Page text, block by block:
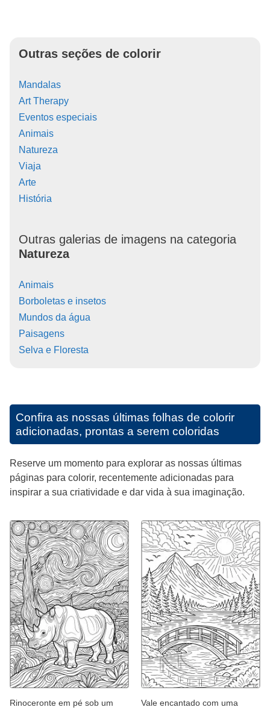
Outras seções de colorir
Mandalas
Art Therapy
Eventos especiais
Animais
Natureza
Viaja
Arte
História
Outras galerias de imagens na categoria
Natureza
Animais
Borboletas e insetos
Mundos da água
Paisagens
Selva e Floresta
Confira as nossas últimas folhas de colorir
adicionadas, prontas a serem coloridas
Reserve um momento para explorar as nossas últimas
páginas para colorir, recentemente adicionadas para
inspirar a sua criatividade e dar vida à sua imaginação.
Rinoceronte em pé sob um Vale encantado com uma